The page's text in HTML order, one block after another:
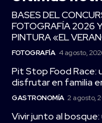
BASES DEL
FOTOGRAFÍA 2026
PINTURA «EL
FOTOGRAFÍA 4 agosto,
Pit Stop Food Race:
disfrutar en familia
GASTRONOMÍA 2 agosto,
Vivir junto al